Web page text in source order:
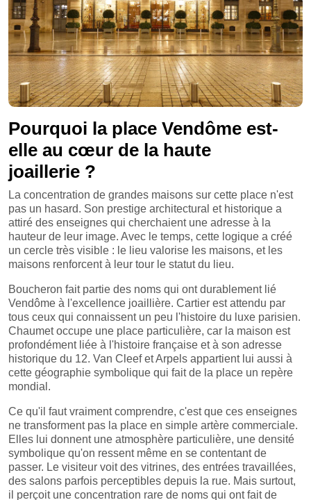
Pourquoi la place Vendôme est-
elle au cœur de la haute
joaillerie ?
La concentration de grandes maisons sur cette place n'est
pas un hasard. Son prestige architectural et historique a
attiré des enseignes qui cherchaient une adresse à la
hauteur de leur image. Avec le temps, cette logique a créé
un cercle très visible : le lieu valorise les maisons, et les
maisons renforcent à leur tour le statut du lieu.
Boucheron fait partie des noms qui ont durablement lié
Vendôme à l'excellence joaillière. Cartier est attendu par
tous ceux qui connaissent un peu l'histoire du luxe parisien.
Chaumet occupe une place particulière, car la maison est
profondément liée à l'histoire française et à son adresse
historique du 12. Van Cleef et Arpels appartient lui aussi à
cette géographie symbolique qui fait de la place un repère
mondial.
Ce qu'il faut vraiment comprendre, c'est que ces enseignes
ne transforment pas la place en simple artère commerciale.
Elles lui donnent une atmosphère particulière, une densité
symbolique qu'on ressent même en se contentant de
passer. Le visiteur voit des vitrines, des entrées travaillées,
des salons parfois perceptibles depuis la rue. Mais surtout,
il perçoit une concentration rare de noms qui ont fait de